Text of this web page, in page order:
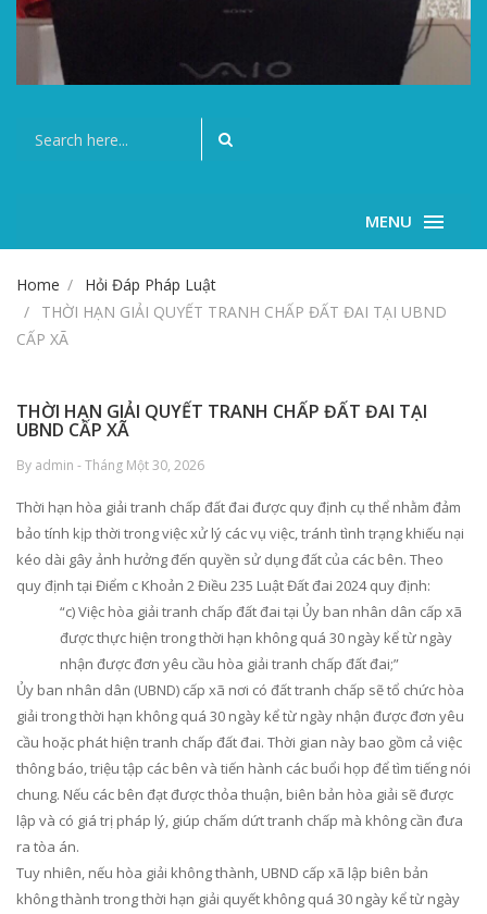
MENU
Home
Hỏi Đáp Pháp Luật
THỜI HẠN GIẢI QUYẾT TRANH CHẤP ĐẤT ĐAI TẠI UBND
CẤP XÃ
THỜI HẠN GIẢI QUYẾT TRANH CHẤP ĐẤT ĐAI TẠI
UBND CẤP XÃ
By admin - Tháng Một 30, 2026
Thời hạn hòa giải tranh chấp đất đai được quy định cụ thể nhằm đảm
bảo tính kịp thời trong việc xử lý các vụ việc, tránh tình trạng khiếu nại
kéo dài gây ảnh hưởng đến quyền sử dụng đất của các bên. Theo
quy định tại Điểm c Khoản 2 Điều 235 Luật Đất đai 2024 quy định:
“c) Việc hòa giải tranh chấp đất đai tại Ủy ban nhân dân cấp xã
được thực hiện trong thời hạn không quá 30 ngày kể từ ngày
nhận được đơn yêu cầu hòa giải tranh chấp đất đai;”
Ủy ban nhân dân (UBND) cấp xã nơi có đất tranh chấp sẽ tổ chức hòa
giải trong thời hạn không quá 30 ngày kể từ ngày nhận được đơn yêu
cầu hoặc phát hiện tranh chấp đất đai. Thời gian này bao gồm cả việc
thông báo, triệu tập các bên và tiến hành các buổi họp để tìm tiếng nói
chung. Nếu các bên đạt được thỏa thuận, biên bản hòa giải sẽ được
lập và có giá trị pháp lý, giúp chấm dứt tranh chấp mà không cần đưa
ra tòa án.
Tuy nhiên, nếu hòa giải không thành, UBND cấp xã lập biên bản
không thành trong thời hạn giải quyết không quá 30 ngày kể từ ngày